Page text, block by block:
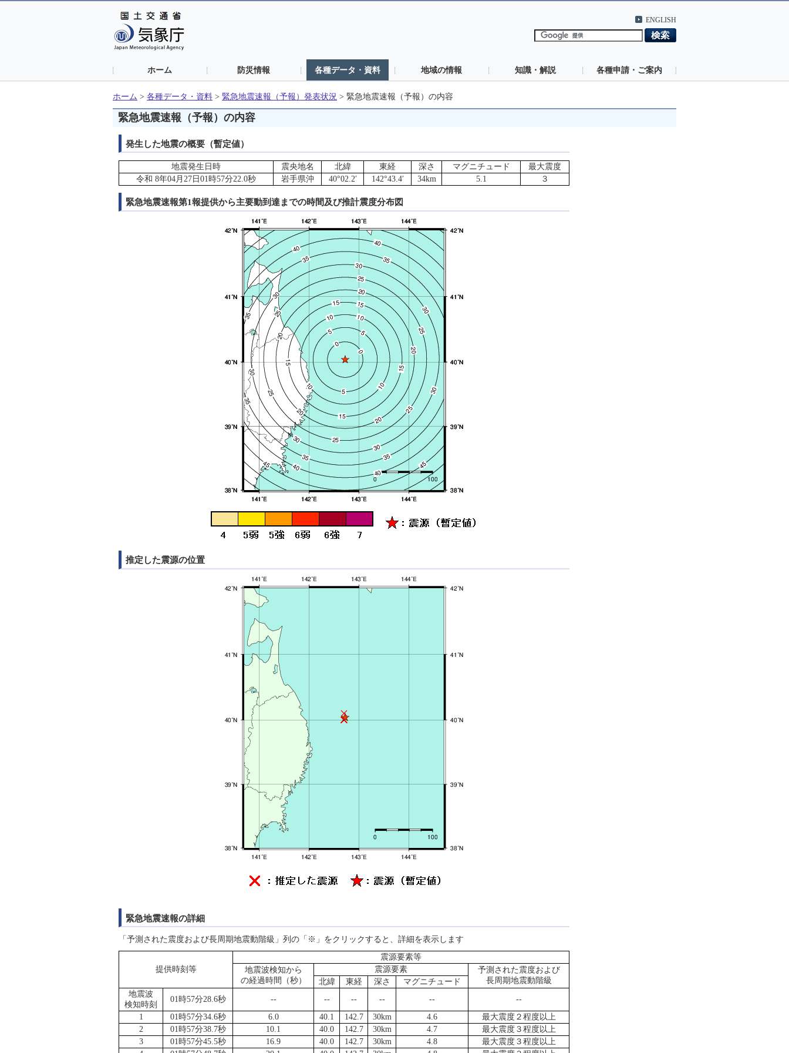
ENGLISH
ホーム 防災情報 各種データ・資料 地域の情報 知識・解説 各種申請・ご案内
ホーム > 各種データ・資料 > 緊急地震速報（予報）発表状況 > 緊急地震速報（予報）の内容
緊急地震速報（予報）の内容
発生した地震の概要（暫定値）
地震発生日時 震央地名 北緯 東経 深さ マグニチュード
最大震度
令和 8年04月27日01時57分22.0秒
岩手県沖 40°02.2′ 142°43.4′ 34km 5.1 ３
緊急地震速報第1報提供から主要動到達までの時間及び推計震度分布図
推定した震源の位置
緊急地震速報の詳細
「予測された震度および長周期地震動階級」列の「※」をクリックすると、詳細を表示します
提供時刻等
震源要素等
地震波検知から
の経過時間（秒）
震源要素
予測された震度および
長周期地震動階級
北緯 東経 深さ
マグニチュード
地震波
検知時刻
01時57分28.6秒 -- -- -- -- --
--
1
01時57分34.6秒 6.0 40.1 142.7 30km 4.6
最大震度２程度以上
2
01時57分38.7秒 10.1 40.0 142.7 30km 4.7
最大震度３程度以上
3
01時57分45.5秒 16.9 40.0 142.7 30km 4.8
最大震度３程度以上